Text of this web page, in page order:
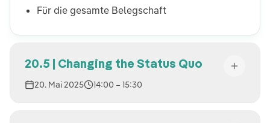
Für die gesamte Belegschaft
20.5 | Changing the Status Quo
20. Mai 2025 14:00 – 15:30